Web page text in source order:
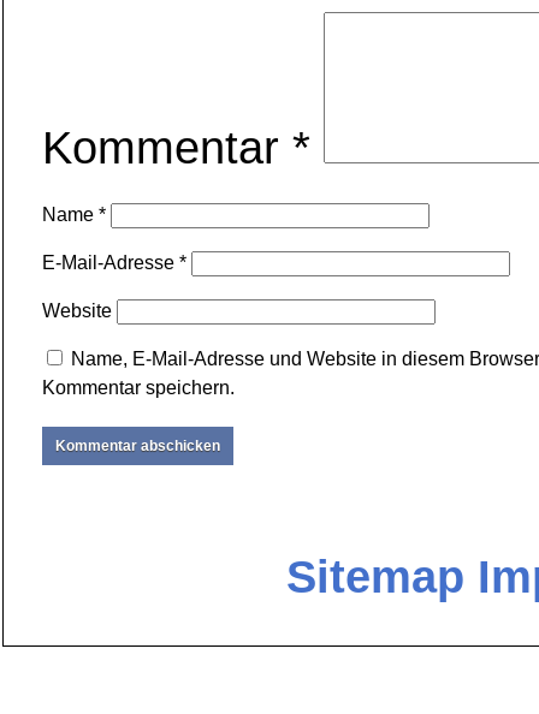
Kommentar *
Name *
E-Mail-Adresse *
Website
Name, E-Mail-Adresse und Website in diesem
Kommentar speichern.
Sitemap